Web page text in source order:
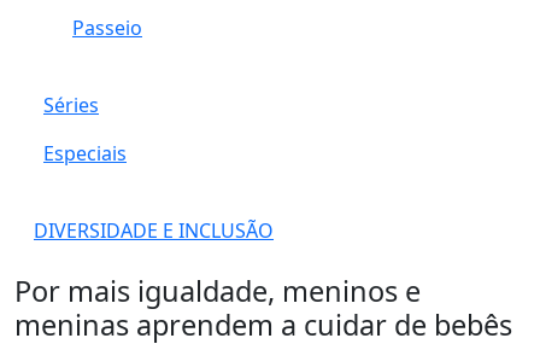
Passeio
Séries
Especiais
DIVERSIDADE E INCLUSÃO
Por mais igualdade, meninos e
meninas aprendem a cuidar de bebês